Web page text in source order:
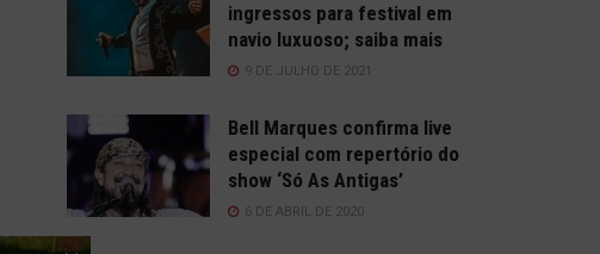
ingressos para festival em
navio luxuoso; saiba mais
9 DE JULHO DE 2021
Bell Marques confirma live
especial com repertório do
show ‘Só As Antigas’
6 DE ABRIL DE 2020